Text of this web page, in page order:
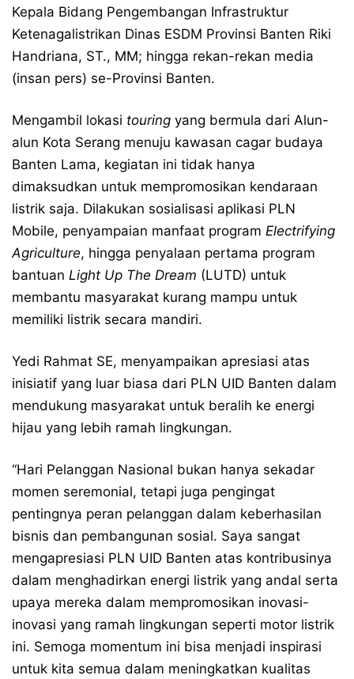
Kepala Bidang Pengembangan Infrastruktur
Ketenagalistrikan Dinas ESDM Provinsi Banten Riki
Handriana, ST., MM; hingga rekan-rekan media
(insan pers) se-Provinsi Banten.
Mengambil lokasi touring yang bermula dari Alun-
alun Kota Serang menuju kawasan cagar budaya
Banten Lama, kegiatan ini tidak hanya
dimaksudkan untuk mempromosikan kendaraan
listrik saja. Dilakukan sosialisasi aplikasi PLN
Mobile, penyampaian manfaat program Electrifying
Agriculture, hingga penyalaan pertama program
bantuan Light Up The Dream (LUTD) untuk
membantu masyarakat kurang mampu untuk
memiliki listrik secara mandiri.
Yedi Rahmat SE, menyampaikan apresiasi atas
inisiatif yang luar biasa dari PLN UID Banten dalam
mendukung masyarakat untuk beralih ke energi
hijau yang lebih ramah lingkungan.
“Hari Pelanggan Nasional bukan hanya sekadar
momen seremonial, tetapi juga pengingat
pentingnya peran pelanggan dalam keberhasilan
bisnis dan pembangunan sosial. Saya sangat
mengapresiasi PLN UID Banten atas kontribusinya
dalam menghadirkan energi listrik yang andal serta
upaya mereka dalam mempromosikan inovasi-
inovasi yang ramah lingkungan seperti motor listrik
ini. Semoga momentum ini bisa menjadi inspirasi
untuk kita semua dalam meningkatkan kualitas